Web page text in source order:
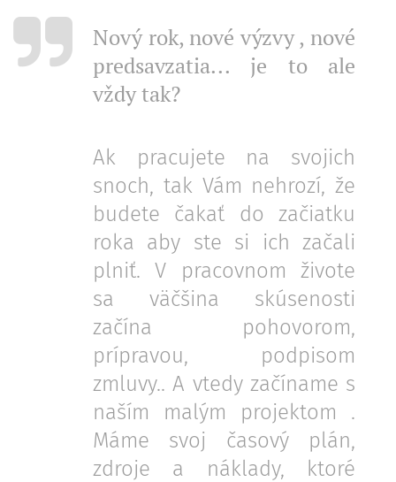
Nový rok, nové výzvy , nové
predsavzatia... je to ale
vždy tak?
Ak pracujete na svojich
snoch, tak Vám nehrozí, že
budete čakať do začiatku
roka aby ste si ich začali
plniť. V pracovnom živote
sa väčšina skúsenosti
začína pohovorom,
prípravou, podpisom
zmluvy.. A vtedy začíname s
naším malým projektom .
Máme svoj časový plán,
zdroje a náklady, ktoré